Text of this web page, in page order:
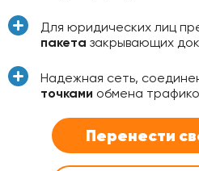
Для юридических лиц
пакета закрывающих
Надежная сеть,
точками обмена
Перенести